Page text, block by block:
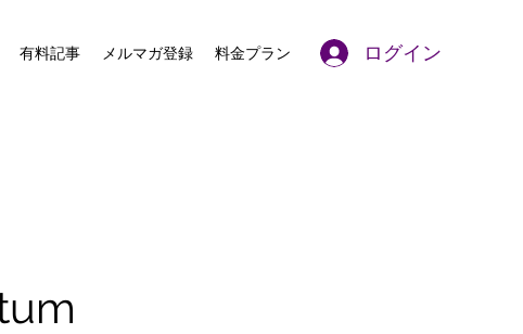
有料記事 メルマガ登録 料金プラン ログイン